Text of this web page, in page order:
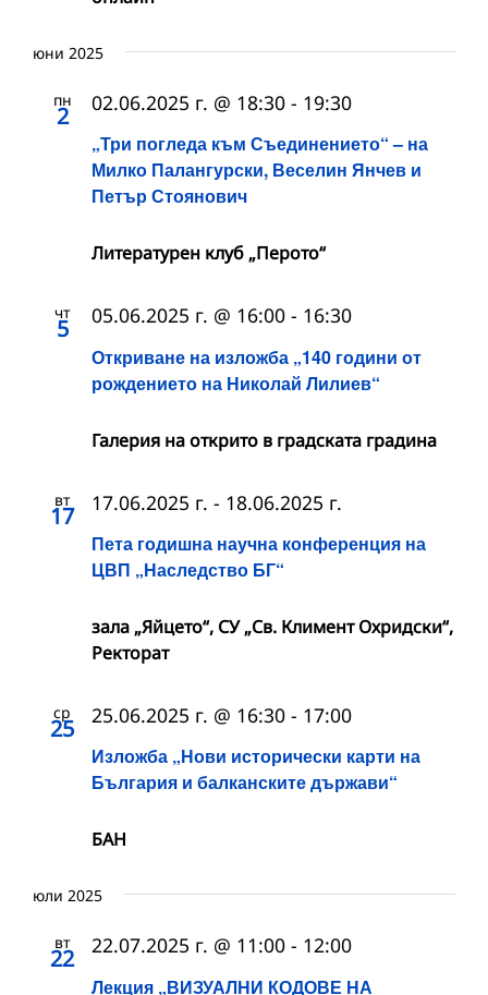
юни 2025
пн
2
„Три погледа към Съединението“ – на
Милко Палангурски, Веселин Янчев и
Петър Стоянович
02.06.2025 г. @ 18:30 - 19:30
Литературен клуб „Перото“
чт
5
Откриване на изложба „140 години от
рождението на Николай Лилиев“
05.06.2025 г. @ 16:00 - 16:30
Галерия на открито в градската градина
вт
17
Пета годишна научна конференция на
ЦВП „Наследство БГ“
17.06.2025 г. - 18.06.2025 г.
зала „Яйцето“, СУ „Св. Климент Охридски“,
Ректорат
ср
25
Изложба „Нови исторически карти на
България и балканските държави“
25.06.2025 г. @ 16:30 - 17:00
БАН
юли 2025
вт
22
Лекция „ВИЗУАЛНИ КОДОВЕ НА
22.07.2025 г. @ 11:00 - 12:00